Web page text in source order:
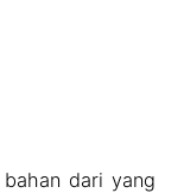
dari yang